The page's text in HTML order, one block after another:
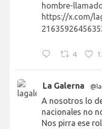
hombre-
https://x.com/
4
La Galerna
A nosotros lo
nacionales no
Nos pirra ese